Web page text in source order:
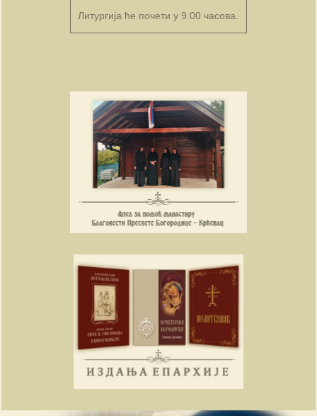
Литургија ће почети у 9.00 часова.